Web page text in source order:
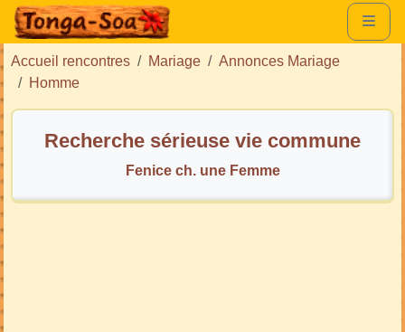
Accueil rencontres Mariage
Annonces Mariage
Homme
Recherche sérieuse vie commune
Fenice ch. une Femme